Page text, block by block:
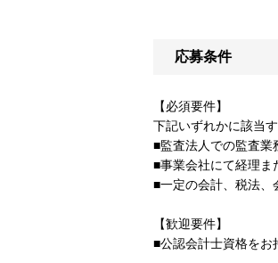
応募条件
【必須要件】
下記いずれかに該当
■監査法人での監査業
■事業会社にて経理ま
■一定の会計、税法、
【歓迎要件】
■公認会計士資格をお